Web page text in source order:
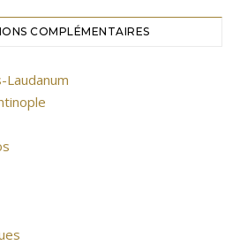
COMPLÉMENTAIRES
Laudanum